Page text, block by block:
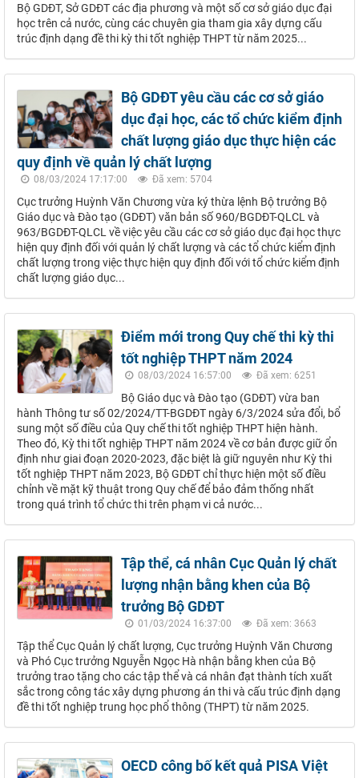
Bộ GDĐT, Sở GDĐT các địa phương và một số cơ sở giáo dục đại
học trên cả nước, cùng các chuyên gia tham gia xây dựng cấu
trúc định dạng đề thi kỳ thi tốt nghiệp THPT từ năm 2025...
Bộ GDĐT yêu cầu các cơ sở giáo
dục đại học, các tổ chức kiểm định
chất lượng giáo dục thực hiện các
quy định về quản lý chất lượng
08/03/2024 17:17:00 Đã xem: 5704
Cục trưởng Huỳnh Văn Chương vừa ký thừa lệnh Bộ trưởng Bộ
Giáo dục và Đào tạo (GDĐT) văn bản số 960/BGDĐT-QLCL và
963/BGDĐT-QLCL về việc yêu cầu các cơ sở giáo dục đại học thực
hiện quy định đối với quản lý chất lượng và các tổ chức kiểm định
chất lượng trong việc thực hiện quy định đối với tổ chức kiểm định
chất lượng giáo dục...
Điểm mới trong Quy chế thi kỳ thi
tốt nghiệp THPT năm 2024
08/03/2024 16:57:00 Đã xem: 6251
Bộ Giáo dục và Đào tạo (GDĐT) vừa ban
hành Thông tư số 02/2024/TT-BGDĐT ngày 6/3/2024 sửa đổi, bổ
sung một số điều của Quy chế thi tốt nghiệp THPT hiện hành.
Theo đó, Kỳ thi tốt nghiệp THPT năm 2024 về cơ bản được giữ ổn
định như giai đoạn 2020-2023, đặc biệt là giữ nguyên như Kỳ thi
tốt nghiệp THPT năm 2023, Bộ GDĐT chỉ thực hiện một số điều
chỉnh về mặt kỹ thuật trong Quy chế để bảo đảm thống nhất
trong quá trình tổ chức thi trên phạm vi cả nước...
Tập thể, cá nhân Cục Quản lý chất
lượng nhận bằng khen của Bộ
trưởng Bộ GDĐT
01/03/2024 16:37:00 Đã xem: 3663
Tập thể Cục Quản lý chất lượng, Cục trưởng Huỳnh Văn Chương
và Phó Cục trưởng Nguyễn Ngọc Hà nhận bằng khen của Bộ
trưởng trao tặng cho các tập thể và cá nhân đạt thành tích xuất
sắc trong công tác xây dựng phương án thi và cấu trúc định dạng
đề thi tốt nghiệp trung học phổ thông (THPT) từ năm 2025.
OECD công bố kết quả PISA Việt